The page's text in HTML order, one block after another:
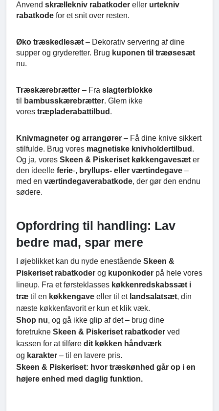
Anvend skrællekniv rabatkoder eller urtekniv
rabatkode for et snit over resten.
Øko træskedlesæt – Dekorativ servering af dine
supper og gryderetter. Brug kuponen til træøsesæt
nu.
Træskærebrætter – Fra slagterblokke
til
bambusskærebrætter. Glem ikke
vores træpladerabattilbud .
Knivmagneter og arrangører – Få dine knive sikkert
stilfulde. Brug vores magnetiske knivholdertilbud .
Og ja, vores Skeen & Piskeriset køkkengavesæt er
den ideelle ferie-, bryllups- eller værtindegave –
med en værtindegaverabatkode, der gør den endnu
sødere.
Opfordring til handling: Lav
bedre mad, spar mere
I øjeblikket kan du nyde enestående Skeen &
Piskeriset rabatkoder og kuponkoder på hele vores
lineup. Fra et førsteklasses køkkenredskabssæt i
træ til en køkkengave eller til et landsalatsæt, din
næste køkkenfavorit er kun et klik væk.
Shop nu, og gå ikke glip af det – brug dine
foretrukne Skeen & Piskeriset rabatkoder ved
kassen for at tilføre dit køkken håndværk
og karakter – til en lavere pris.
Skeen & Piskeriset: hvor træskønhed går op i en
højere enhed med daglig funktion.